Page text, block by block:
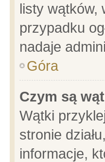
listy wątków,
przypadku
nadaje
Góra
Czym są
Wątki
stronie
informacje,